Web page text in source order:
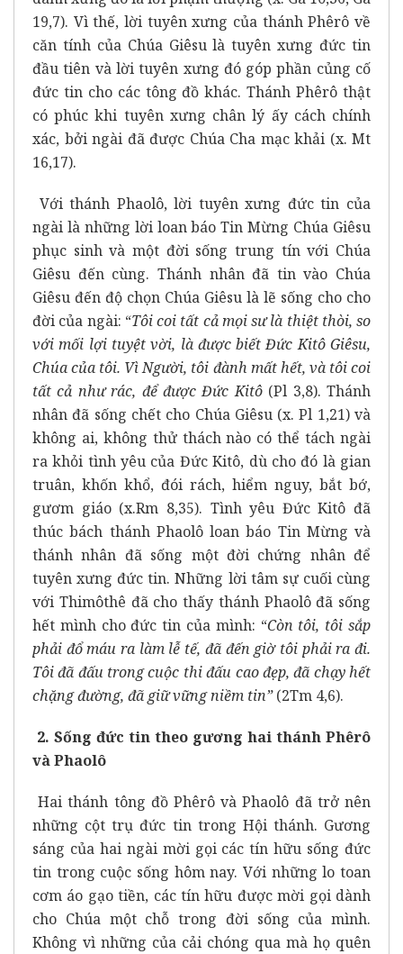
19,7). Vì thế, lời tuyên xưng của thánh Phêrô về
căn tính của Chúa Giêsu là tuyên xưng đức tin
đầu tiên và lời tuyên xưng đó góp phần củng cố
đức tin cho các tông đồ khác. Thánh Phêrô thật
có phúc khi tuyên xưng chân lý ấy cách chính
xác, bởi ngài đã được Chúa Cha mạc khải (x. Mt
16,17).
Với thánh Phaolô, lời tuyên xưng đức tin của
ngài là những lời loan báo Tin Mừng Chúa Giêsu
phục sinh và một đời sống trung tín với Chúa
Giêsu đến cùng. Thánh nhân đã tin vào Chúa
Giêsu đến độ chọn Chúa Giêsu là lẽ sống cho cho
đời của ngài: “Tôi coi tất cả mọi sư là thiệt thòi, so
với mối lợi tuyệt vời, là được biết Đức Kitô Giêsu,
Chúa của tôi. Vì Người, tôi đành mất hết, và tôi coi
tất cả như rác, để được Đức Kitô (Pl 3,8). Thánh
nhân đã sống chết cho Chúa Giêsu (x. Pl 1,21) và
không ai, không thử thách nào có thể tách ngài
ra khỏi tình yêu của Đức Kitô, dù cho đó là gian
truân, khốn khổ, đói rách, hiểm nguy, bắt bớ,
gươm giáo (x.Rm 8,35). Tình yêu Đức Kitô đã
thúc bách thánh Phaolô loan báo Tin Mừng và
thánh nhân đã sống một đời chứng nhân để
tuyên xưng đức tin. Những lời tâm sự cuối cùng
với Thimôthê đã cho thấy thánh Phaolô đã sống
hết mình cho đức tin của mình: “Còn tôi, tôi sắp
phải đổ máu ra làm lễ tế, đã đến giờ tôi phải ra đi.
Tôi đã đấu trong cuộc thi đấu cao đẹp, đã chạy hết
chặng đường, đã giữ vững niềm tin”(2Tm 4,6).
2. Sống đức tin theo gương hai thánh Phêrô
và Phaolô
Hai thánh tông đồ Phêrô và Phaolô đã trở nên
những cột trụ đức tin trong Hội thánh. Gương
sáng của hai ngài mời gọi các tín hữu sống đức
tin trong cuộc sống hôm nay. Với những lo toan
cơm áo gạo tiền, các tín hữu được mời gọi dành
cho Chúa một chỗ trong đời sống của mình.
Không vì những của cải chóng qua mà họ quên